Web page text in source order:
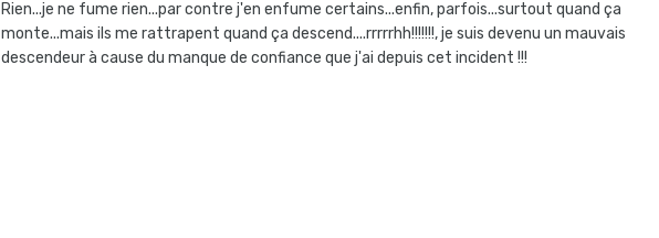
Rien...je ne fume rien...par contre j'en enfume certains...enfin, parfois...surtout quand ça
monte...mais ils me rattrapent quand ça descend....rrrrrhh!!!!!!!, je suis devenu un mauvais
descendeur à cause du manque de confiance que j'ai depuis cet incident !!!